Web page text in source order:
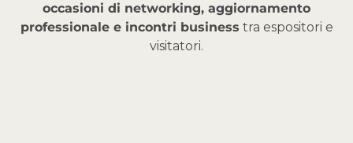
occasioni di networking, aggiornamento
professionale e incontri business tra espositori e
visitatori.